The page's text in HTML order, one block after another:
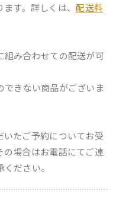
ます。詳しくは、配送料
み合わせての配送が可
きない商品がございま
たご予約についてお受
の場合はお電話にてご連
ださい。